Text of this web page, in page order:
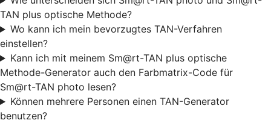
TAN plus optische Methode?
Wo kann ich mein bevorzugtes TAN-Verfahren
einstellen?
Kann ich mit meinem Sm@rt-TAN plus optische
Methode-Generator auch den Farbmatrix-Code für
Sm@rt-TAN photo lesen?
Können mehrere Personen einen TAN-Generator
benutzen?